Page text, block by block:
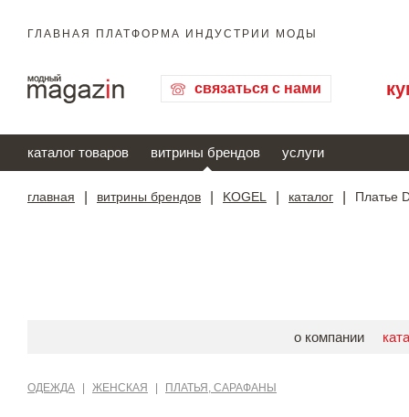
ГЛАВНАЯ ПЛАТФОРМА ИНДУСТРИИ МОДЫ
связаться с нами
каталог товаров витрины брендов услуги
главная витрины брендов KOGEL каталог Платье
о компании
ОДЕЖДА ЖЕНСКАЯ ПЛАТЬЯ, САРАФАНЫ